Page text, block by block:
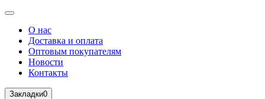
О нас
Доставка и оплата
Оптовым покупателям
Новости
Контакты
Закладки0